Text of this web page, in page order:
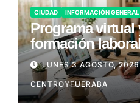
CIUDAD INFORMACIÓN GENERAL
Programa virtual
formación
LUNES 3 AGOSTO,
CENTROYFUERABA